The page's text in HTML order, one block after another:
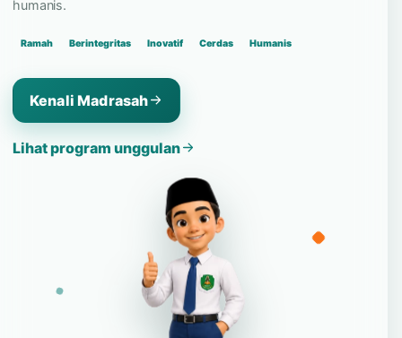
yang ramah, serta budaya madrasah yang adaptif dan
Ramah Berintegritas Inovatif
Kenali Madrasah
Lihat program unggulan